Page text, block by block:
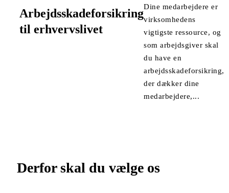
Arbejdsskadeforsikring
til erhvervslivet
Dine medarbejdere er
virksomhedens
vigtigste ressource, og
som arbejdsgiver skal
du have en
arbejdsskadeforsikring,
der dækker dine
medarbejdere,...
Derfor skal du vælge os